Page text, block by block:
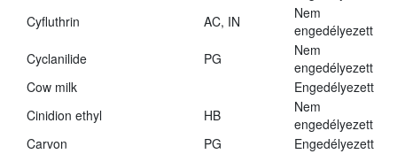
Cyfluthrin
AC, IN
Nem
engedélyezett
Cyclanilide
PG
Nem
engedélyezett
Cow milk
Engedélyezett
Cinidion ethyl
HB
Nem
engedélyezett
Carvon
PG Engedélyezett